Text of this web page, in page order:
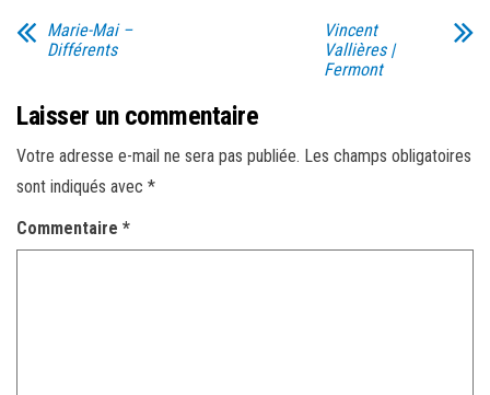
Marie-Mai –
Différents
Vincent
Vallières |
Fermont
Laisser un commentaire
Votre adresse e-mail ne sera pas publiée. Les champs obligatoires
sont indiqués avec *
Commentaire *